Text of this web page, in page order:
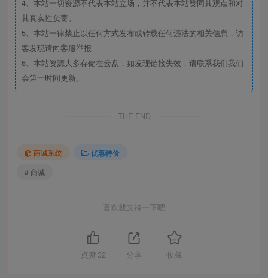
4、本站一切资源不代表本站立场，并不代表本站赞同其观点和对
其真实性负责。
5、本站一律禁止以任何方式发布或转载任何违法的相关信息，访
客发现请向客服举报
6、本站资源大多存储在云盘，如发现链接失效，请联系我们我们
会第一时间更新。
THE END
商城系统
优惠特价
# 商城
喜欢就支持一下吧
点赞 32 分享 收藏